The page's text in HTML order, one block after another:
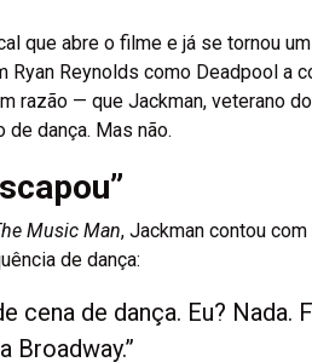
que abre o filme e já se tornou
Ryan Reynolds como Deadpool a
razão — que Jackman, veterano
dança. Mas não.
Music Man, Jackman contou
de dança:
cena de dança. Eu?
Broadway.”